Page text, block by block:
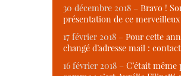
30 décembre 2018 – Bravo !
présentation de ce
17 février 2018 – Pour cette
changé d’adresse mail :
16 février 2018 – C’était même